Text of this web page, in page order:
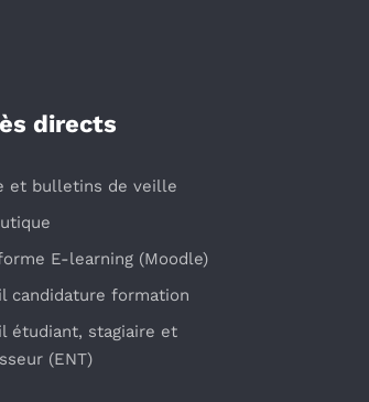
directs
et bulletins de veille
E-learning (Moodle)
candidature formation
étudiant, stagiaire et
(ENT)